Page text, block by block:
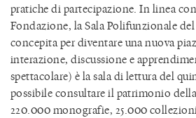
pratiche di partecipazione. In linea
Fondazione, la Sala Polifunzionale
concepita per diventare una nuova
interazione, discussione e
spettacolare) è la sala di lettura del
possibile consultare il patrimonio
220.000 monografie, 25.000